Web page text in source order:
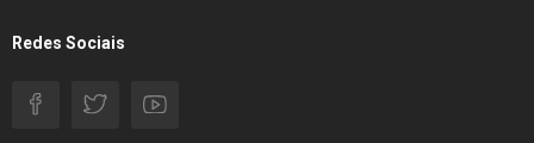
Redes Sociais